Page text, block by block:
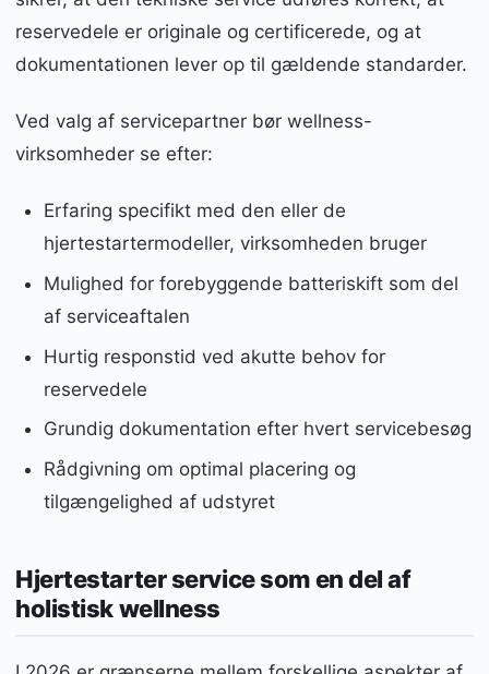
reservedele er originale og certificerede, og at
dokumentationen lever op til gældende standarder.
Ved valg af servicepartner bør wellness-
virksomheder se efter:
Erfaring specifikt med den eller de
hjertestartermodeller, virksomheden bruger
Mulighed for forebyggende batteriskift som del
af serviceaftalen
Hurtig responstid ved akutte behov for
reservedele
Grundig dokumentation efter hvert servicebesøg
Rådgivning om optimal placering og
tilgængelighed af udstyret
Hjertestarter service som en del af
holistisk wellness